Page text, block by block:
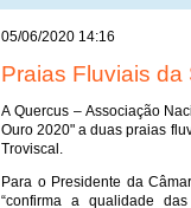
05/06/2020 14:16
Praias Fluviais
A Quercus – Associação
Ouro 2020" a duas praias
Troviscal.
Para o Presidente da
“confirma a qualidade